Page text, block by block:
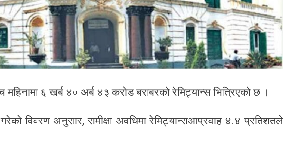
६ खर्ब ४० अर्ब ४३ करोड बराबरको रेमिट्यान्स भित्रिएको छ ।
विवरण अनुसार, समीक्षा अवधिमा रेमिट्यान्सआप्रवाह ४.४ प्रतिशतले